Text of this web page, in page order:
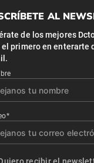
AL
de los mejores
el primero en enterarte